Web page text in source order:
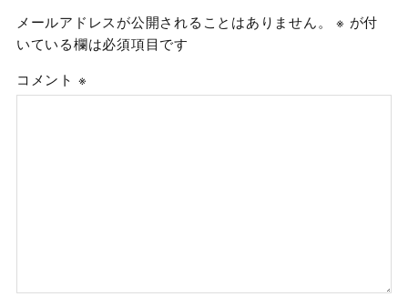
メールアドレスが公開されることはありません。 ※ が付
いている欄は必須項目です
コメント ※